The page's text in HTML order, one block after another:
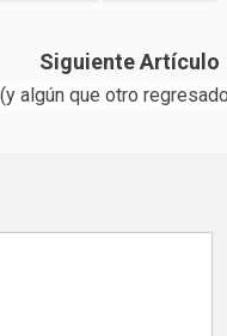
Siguiente Artículo
algún que otro